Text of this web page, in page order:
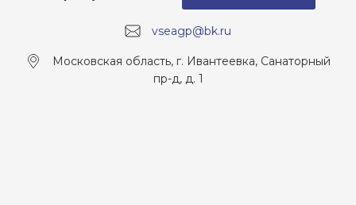
vseagp@bk.ru
Московская область, г. Ивантеевка, Санаторный
пр-д, д. 1